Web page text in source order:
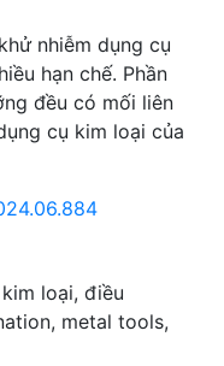
nhiễm dụng cụ
hạn chế. Phần
đều có mối liên
cụ kim loại của
loại, điều
, metal tools,